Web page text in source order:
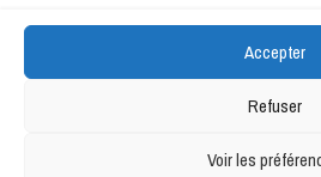
Accepter
Refuser
Voir les